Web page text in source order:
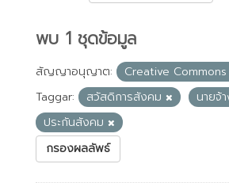
พบ 1 ชุดข้อมูล
สัญญาอนุญาต:
Creative
Taggar:
สวัสดิการสังคม
นายจ้
ประกันสังคม
กรองผลลัพธ์